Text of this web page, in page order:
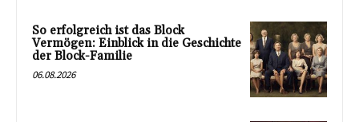
So erfolgreich ist das Block
Vermögen: Einblick in die Geschichte
der Block-Familie
06.08.2026